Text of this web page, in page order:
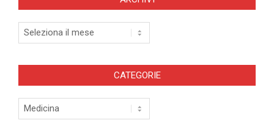
Archivi
CATEGORIE
Categorie